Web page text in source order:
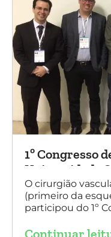
1º Congresso
Universidade
O cirurgião
(primeiro da
participou do 1º
de cirurgia
Continuar